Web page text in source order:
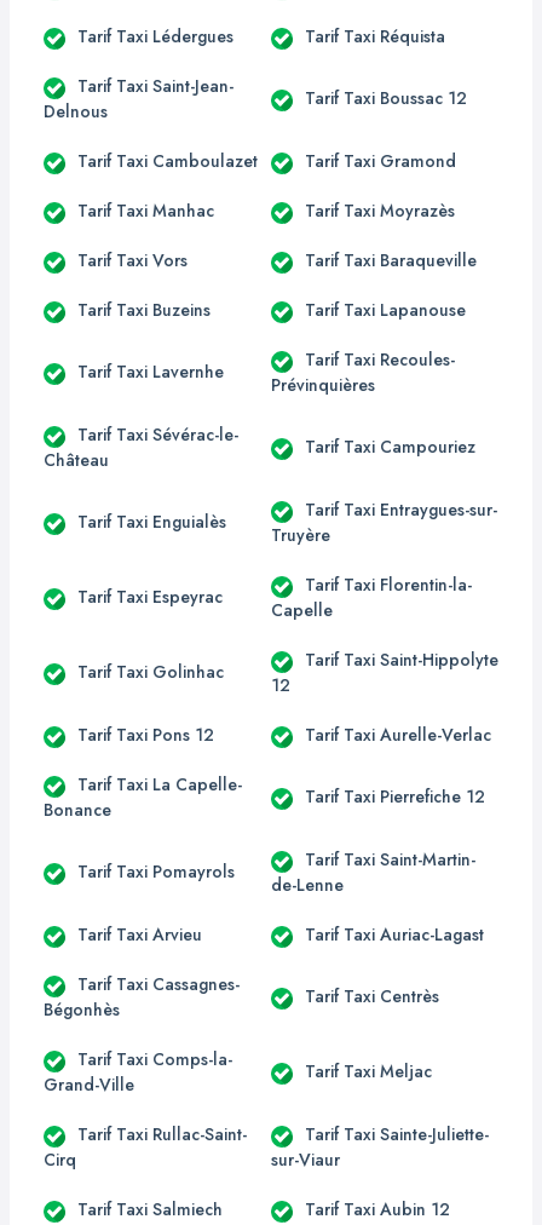
Tarif Taxi Lédergues Tarif Taxi Réquista
Tarif Taxi Saint-Jean-
Delnous
Tarif Taxi Boussac 12
Tarif Taxi Camboulazet Tarif Taxi Gramond
Tarif Taxi Manhac Tarif Taxi Moyrazès
Tarif Taxi Vors Tarif Taxi Baraqueville
Tarif Taxi Buzeins Tarif Taxi Lapanouse
Tarif Taxi Lavernhe
Tarif Taxi Recoules-
Prévinquières
Tarif Taxi Sévérac-le-
Château
Tarif Taxi Campouriez
Tarif Taxi Enguialès
Tarif Taxi Entraygues-sur-
Truyère
Tarif Taxi Espeyrac
Tarif Taxi Florentin-la-
Capelle
Tarif Taxi Golinhac
Tarif Taxi Saint-Hippolyte
12
Tarif Taxi Pons 12 Tarif Taxi Aurelle-Verlac
Tarif Taxi La Capelle-
Bonance
Tarif Taxi Pierrefiche 12
Tarif Taxi Pomayrols
Tarif Taxi Saint-Martin-
de-Lenne
Tarif Taxi Arvieu Tarif Taxi Auriac-Lagast
Tarif Taxi Cassagnes-
Bégonhès
Tarif Taxi Centrès
Tarif Taxi Comps-la-
Grand-Ville
Tarif Taxi Meljac
Tarif Taxi Rullac-Saint-
Cirq
Tarif Taxi Sainte-Juliette-
sur-Viaur
Tarif Taxi Salmiech Tarif Taxi Aubin 12